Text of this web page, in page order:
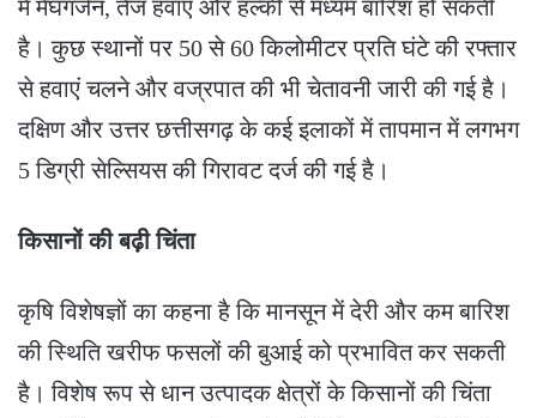
में मेघगर्जन, तेज हवाएं और हल्की से मध्यम बारिश हो सकती
है। कुछ स्थानों पर 50 से 60 किलोमीटर प्रति घंटे की रफ्तार
से हवाएं चलने और वज्रपात की भी चेतावनी जारी की गई है।
दक्षिण और उत्तर छत्तीसगढ़ के कई इलाकों में तापमान में लगभग
5 डिग्री सेल्सियस की गिरावट दर्ज की गई है।
किसानों की बढ़ी चिंता
कृषि विशेषज्ञों का कहना है कि मानसून में देरी और कम बारिश
की स्थिति खरीफ फसलों की बुआई को प्रभावित कर सकती
है। विशेष रूप से धान उत्पादक क्षेत्रों के किसानों की चिंता